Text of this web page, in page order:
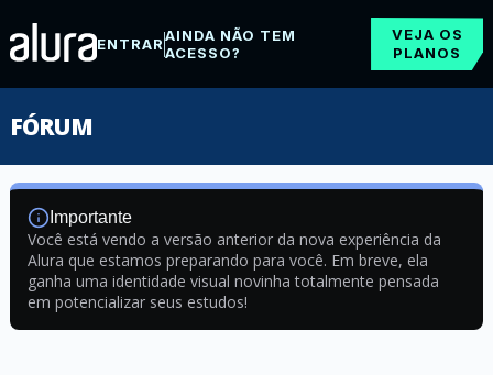
ENTRARAINDA NÃO TEM
ACESSO?
VEJA OS
PLANOS
FÓRUM
Importante
Você está vendo a versão anterior da nova experiência da
Alura que estamos preparando para você. Em breve, ela
ganha uma identidade visual novinha totalmente pensada
em potencializar seus estudos!